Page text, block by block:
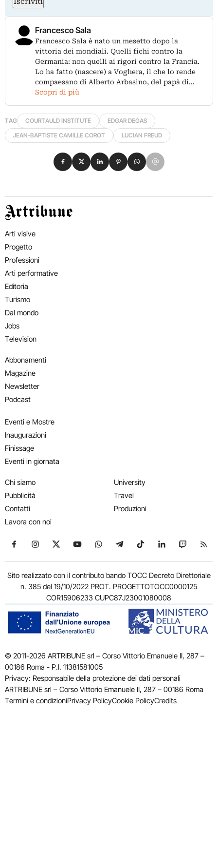
Francesco Sala
Francesco Sala è nato un mesetto dopo la
vittoria dei mondiali. Quelli fichi contro la
Germania: non quelli ai rigori contro la Francia.
Lo ha fatto (nascere) a Voghera, il che lo rende
compaesano di Alberto Arbasino, del papà di…
Scopri di più
TAG COURTAULD INSTITUTE
EDGAR DEGAS
JEAN-BAPTISTE CAMILLE COROT
LUCIAN FREUD
Condividi su Facebook
Condividi su X
Condividi su LinkedIn
Condividi su Pinterest
Condividi su WhatsApp
Condividi su Email
Artribune
Arti visive
Progetto
Professioni
Arti performative
Editoria
Turismo
Dal mondo
Jobs
Television
Abbonamenti
Magazine
Newsletter
Podcast
Eventi e Mostre
Inaugurazioni
Finissage
Eventi in giornata
Chi siamo
Pubblicità
Contatti
Lavora con noi
University
Travel
Produzioni
Seguici su Facebook
Seguici su Instagram
Seguici su X
Seguici su YouTube
Seguici su WhatsApp
Seguici su Telegram
Seguici su TikTok
Seguici su
Seguici
Sito realizzato con il contributo bando TOCC Decreto Direttoriale
n. 385 del 19/10/2022 PROT. PROGETTOTOCC0000125
COR15906233 CUPC87J23001080008
© 2011-2026 ARTRIBUNE srl – Corso Vittorio Emanuele II, 287 –
00186 Roma - P.I. 11381581005
Privacy: Responsabile della protezione dei dati personali
ARTRIBUNE srl – Corso Vittorio Emanuele II, 287 – 00186 Roma
Termini e condizioniPrivacy PolicyCookie PolicyCredits